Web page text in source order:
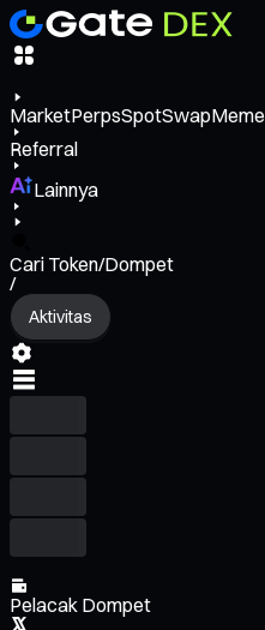
MarketPerpsSpotSwapMeme
Referral
Lainnya
Cari Token/Dompet
/
Aktivitas
Pelacak Dompet